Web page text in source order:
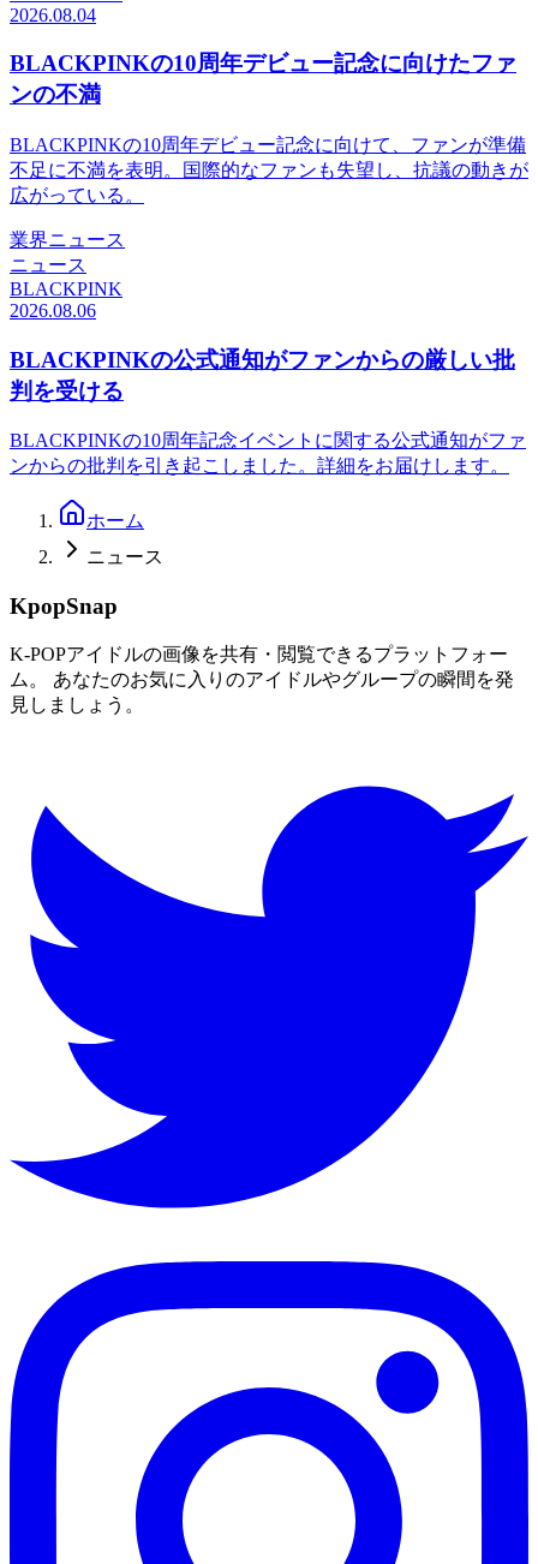
2026.08.04
BLACKPINKの10周年デビュー記念に向けたファ
ンの不満
BLACKPINKの10周年デビュー記念に向けて、ファンが準備
不足に不満を表明。国際的なファンも失望し、抗議の動きが
広がっている。
業界ニュース
ニュース
BLACKPINK
2026.08.06
BLACKPINKの公式通知がファンからの厳しい批
判を受ける
BLACKPINKの10周年記念イベントに関する公式通知がファ
ンからの批判を引き起こしました。詳細をお届けします。
ホーム
ニュース
KpopSnap
K-POPアイドルの画像を共有・閲覧できるプラットフォー
ム。 あなたのお気に入りのアイドルやグループの瞬間を発
見しましょう。